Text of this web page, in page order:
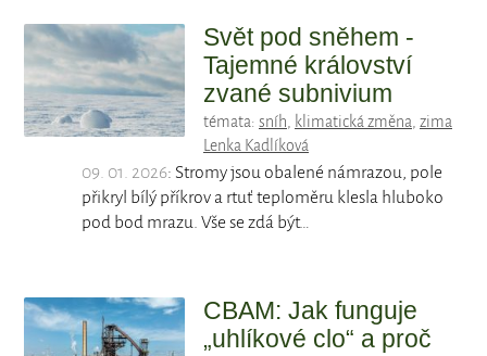
Svět pod sněhem -
Tajemné království
zvané subnivium
témata: sníh, klimatická změna, zima
Lenka Kadlíková
09. 01. 2026: Stromy jsou obalené námrazou, pole
přikryl bílý příkrov a rtuť teploměru klesla hluboko
pod bod mrazu. Vše se zdá být…
CBAM: Jak funguje
„uhlíkové clo“ a proč